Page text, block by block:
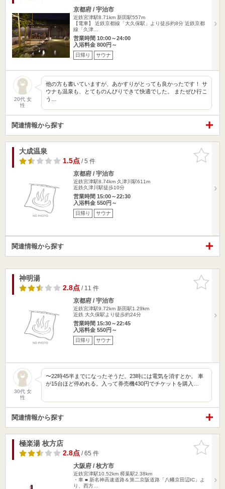
京都府 / 宇治市
近鉄宮津駅8.71km 新田駅557m
【電車】 近鉄京都線「大久保駅」より徒歩約8分 近鉄京都
線「久津…
営業時間 10:00～24:00
入浴料金 800円～
日帰り サウナ
20代 女
性
他の方も書いていますが、あかすりがとっても良かったです！ サ
ウナも温泉も、とてものんびりできて快適でした。 またぜひ行こ
う…
関連情報から探す
お気に入
りに追加
大成温泉
1.5点/ 5 件
京都府 / 宇治市
近鉄宮津駅8.74km 久津川駅611m
近鉄久津川駅徒歩10分
営業時間 15:00～22:30
入浴料金 550円～
日帰り サウナ
関連情報から探す
お気に入
りに追加
神明湯
2.8点/ 11 件
京都府 / 宇治市
近鉄宮津駅9.72km 新田駅1.29km
近鉄 大久保駅より徒歩約24分
営業時間 15:30～22:45
入浴料金 550円～
日帰り サウナ
30代 女
性
〜22時45半までになったそうだ。23時には電気を消すとか。 車
が15台ほど停めれる。入って券売機430円でチケットを購入…
関連情報から探す
お気に入
りに追加
極楽湯 枚方店
2.8点/ 65 件
大阪府 / 枚方市
近鉄宮津駅10.52km 樟葉駅2.38km
・車 ■ 新名神高速道路＆第二京阪道路「八幡京田辺IC」よ
り、西方…